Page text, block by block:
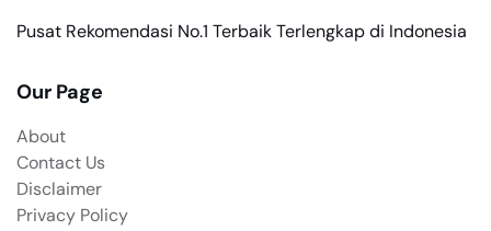
Pusat Rekomendasi No.1 Terbaik Terlengkap di Indonesia
Our Page
About
Contact Us
Disclaimer
Privacy Policy